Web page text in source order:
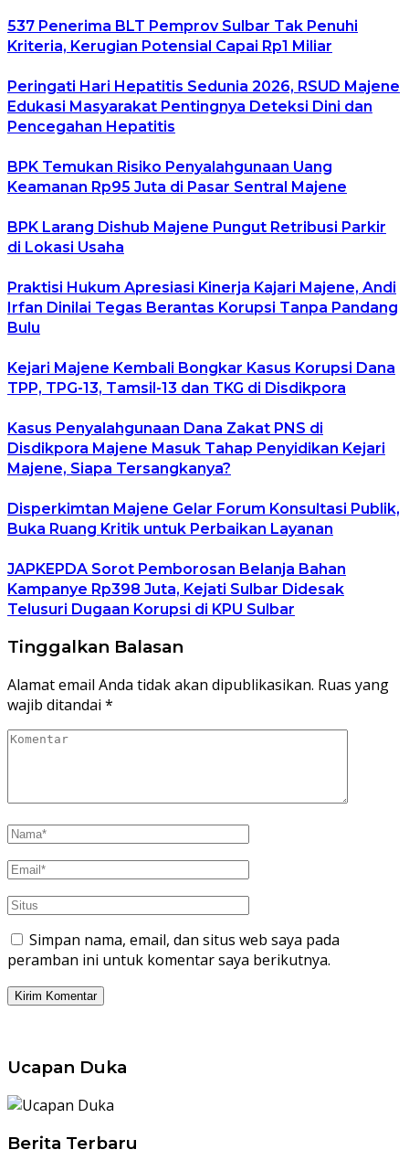
537 Penerima BLT Pemprov Sulbar Tak Penuhi
Kriteria, Kerugian Potensial Capai Rp1 Miliar
Peringati Hari Hepatitis Sedunia 2026, RSUD Majene
Edukasi Masyarakat Pentingnya Deteksi Dini dan
Pencegahan Hepatitis
BPK Temukan Risiko Penyalahgunaan Uang
Keamanan Rp95 Juta di Pasar Sentral Majene
BPK Larang Dishub Majene Pungut Retribusi Parkir
di Lokasi Usaha
Praktisi Hukum Apresiasi Kinerja Kajari Majene, Andi
Irfan Dinilai Tegas Berantas Korupsi Tanpa Pandang
Bulu
Kejari Majene Kembali Bongkar Kasus Korupsi Dana
TPP, TPG-13, Tamsil-13 dan TKG di Disdikpora
Kasus Penyalahgunaan Dana Zakat PNS di
Disdikpora Majene Masuk Tahap Penyidikan Kejari
Majene, Siapa Tersangkanya?
Disperkimtan Majene Gelar Forum Konsultasi Publik,
Buka Ruang Kritik untuk Perbaikan Layanan
JAPKEPDA Sorot Pemborosan Belanja Bahan
Kampanye Rp398 Juta, Kejati Sulbar Didesak
Telusuri Dugaan Korupsi di KPU Sulbar
Tinggalkan Balasan
Alamat email Anda tidak akan dipublikasikan. Ruas yang
wajib ditandai *
Simpan nama, email, dan situs web saya pada
peramban ini untuk komentar saya berikutnya.
Ucapan Duka
Berita Terbaru